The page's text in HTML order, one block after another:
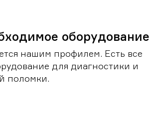
оборудование
нашим профилем. Есть все
для диагностики и
поломки.